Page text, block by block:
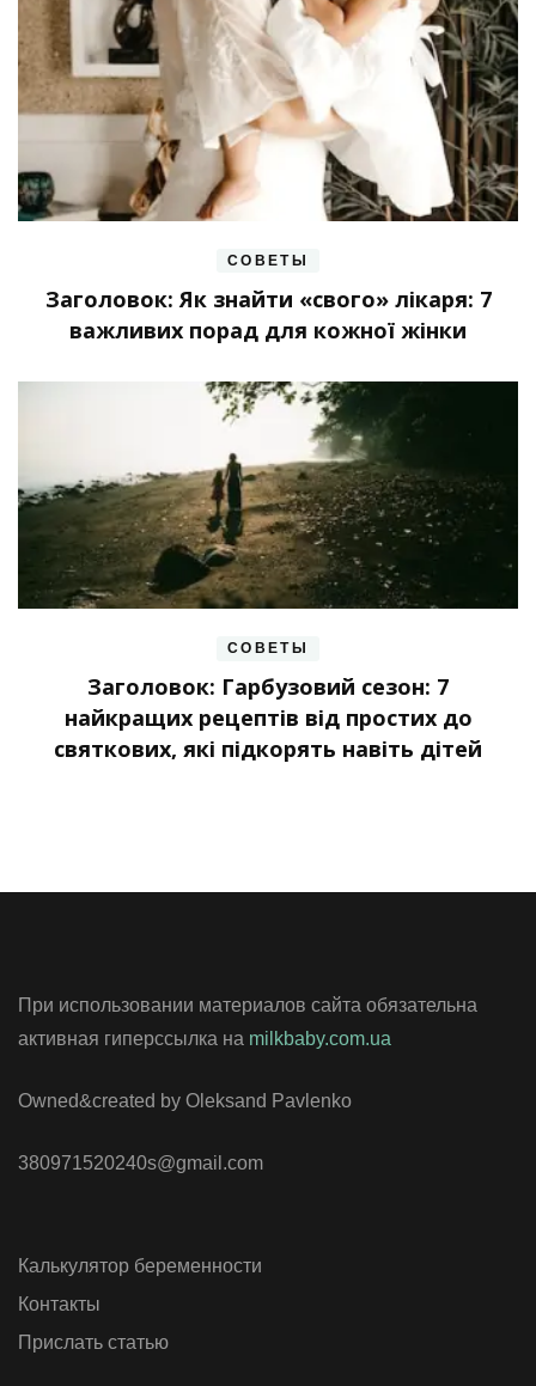
СОВЕТЫ
Заголовок: Як знайти «свого» лікаря: 7
важливих порад для кожної жінки
СОВЕТЫ
Заголовок: Гарбузовий сезон: 7
найкращих рецептів від простих до
святкових, які підкорять навіть дітей
При использовании материалов сайта обязательна
активная гиперссылка на milkbaby.com.ua
Owned&created by Oleksand Pavlenko
380971520240s@gmail.com
Калькулятор беременности
Контакты
Прислать статью